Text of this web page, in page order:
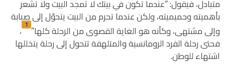
متبادل، فيقول: “عندما تكون في بيتك لا تمجد البيت ولا تشعر
بأهميته وحميميته، ولكن عندما تحرم من البيت يتحوّل إلى صبابة
وإلى مشتهى، وكأنه هو الغاية القصوى من الرحلة كلها” 1 ،
فحتى رحلة الفرد الرومانسية والمتلهفة تتحول إلى رحلة يتخللها
اشتهاء للوطن.